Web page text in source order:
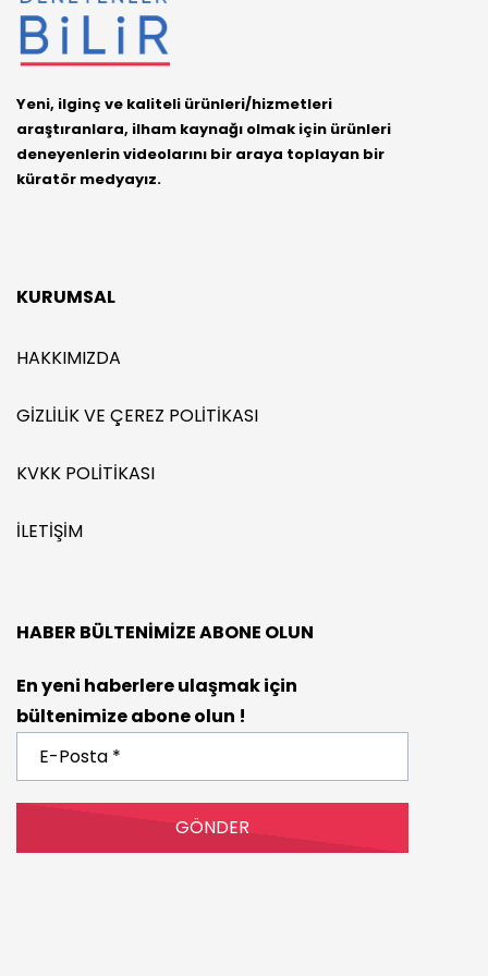
Yeni, ilginç ve kaliteli ürünleri/hizmetleri
araştıranlara, ilham kaynağı olmak için ürünleri
deneyenlerin videolarını bir araya toplayan bir
küratör medyayız.
KURUMSAL
HAKKIMIZDA
GIZLILIK VE ÇEREZ POLITIKASI
KVKK POLITIKASI
İLETIŞIM
HABER BÜLTENIMIZE ABONE OLUN
En yeni haberlere ulaşmak için
bültenimize abone olun !
Posta
*